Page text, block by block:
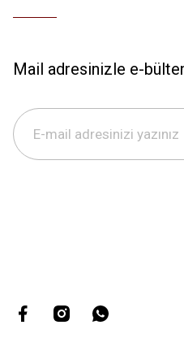
Mail adresinizle e-